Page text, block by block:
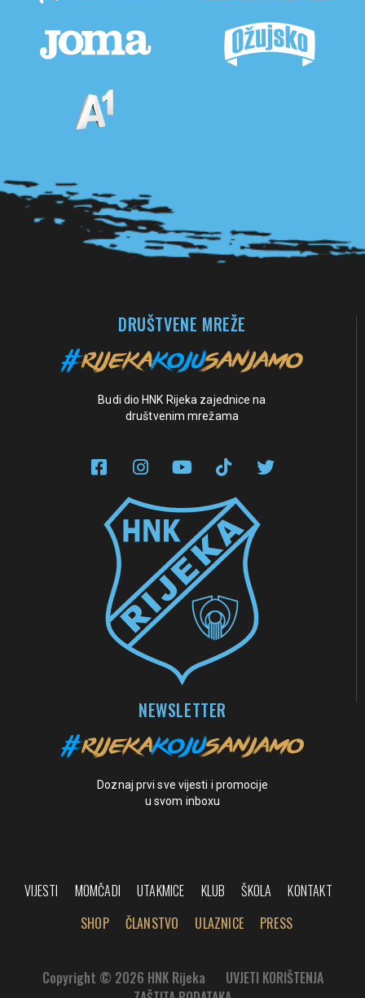
DRUŠTVENE MREŽE
Budi dio HNK Rijeka zajednice na
društvenim mrežama
NEWSLETTER
Doznaj prvi sve vijesti i promocije
u svom inboxu
VIJESTI MOMČADI UTAKMICE KLUB ŠKOLA
KONTAKT
SHOP
ČLANSTVO ULAZNICE PRESS
Copyright © 2026 HNK Rijeka
UVJETI KORIŠTENJA